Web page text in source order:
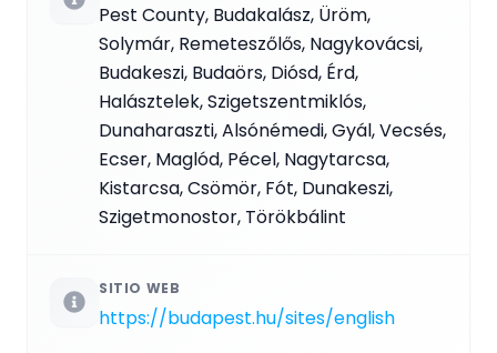
Pest County, Budakalász, Üröm,
Solymár, Remeteszőlős, Nagykovácsi,
Budakeszi, Budaörs, Diósd, Érd,
Halásztelek, Szigetszentmiklós,
Dunaharaszti, Alsónémedi, Gyál, Vecsés,
Ecser, Maglód, Pécel, Nagytarcsa,
Kistarcsa, Csömör, Fót, Dunakeszi,
Szigetmonostor, Törökbálint
SITIO WEB
https://budapest.hu/sites/english